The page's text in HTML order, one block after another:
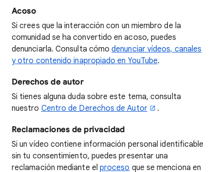
Acoso
Si crees que la interacción con un miembro de la
comunidad se ha convertido en acoso, puedes
denunciarla. Consulta cómodenunciar vídeos, canales
y otro contenido inapropiado en YouTube.
Derechos de autor
Si tienes alguna duda sobre este tema, consulta
nuestro Centro de Derechos de Autor .
Reclamaciones de privacidad
Si un vídeo contiene información personal identificable
sin tu consentimiento, puedes presentar una
reclamación mediante el proceso que se menciona en